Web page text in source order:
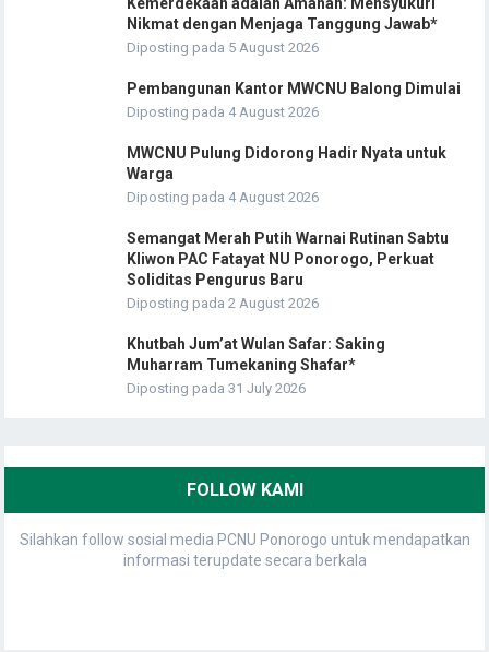
Nikmat dengan Menjaga Tanggung Jawab*
Diposting pada 5 August 2026
Pembangunan Kantor MWCNU Balong Dimulai
Diposting pada 4 August 2026
MWCNU Pulung Didorong Hadir Nyata untuk
Warga
Diposting pada 4 August 2026
Semangat Merah Putih Warnai Rutinan Sabtu
Kliwon PAC Fatayat NU Ponorogo, Perkuat
Soliditas Pengurus Baru
Diposting pada 2 August 2026
Khutbah Jum’at Wulan Safar: Saking
Muharram Tumekaning Shafar*
Diposting pada 31 July 2026
FOLLOW KAMI
Silahkan follow sosial media PCNU Ponorogo untuk mendapatkan
informasi terupdate secara berkala